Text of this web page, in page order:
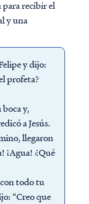
recibir el
y una
y dijo:
profeta?
y,
a Jesús.
llegaron
¡Agua! ¿Qué
todo tu
“Creo que